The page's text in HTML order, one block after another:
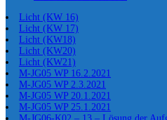
Licht (KW 16)
Licht (KW 17)
Licht (KW18)
Licht (KW20)
Licht (KW21)
M-JG05 WP 16.2.2021
M-JG05 WP 2.3.2021
M-JG05 WP 20.1.2021
M-JG05 WP 25.1.2021